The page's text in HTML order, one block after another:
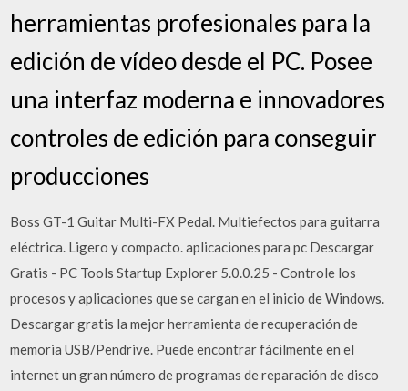
herramientas profesionales para la
edición de vídeo desde el PC. Posee
una interfaz moderna e innovadores
controles de edición para conseguir
producciones
Boss GT-1 Guitar Multi-FX Pedal. Multiefectos para guitarra
eléctrica. Ligero y compacto. aplicaciones para pc Descargar
Gratis - PC Tools Startup Explorer 5.0.0.25 - Controle los
procesos y aplicaciones que se cargan en el inicio de Windows.
Descargar gratis la mejor herramienta de recuperación de
memoria USB/Pendrive. Puede encontrar fácilmente en el
internet un gran número de programas de reparación de disco